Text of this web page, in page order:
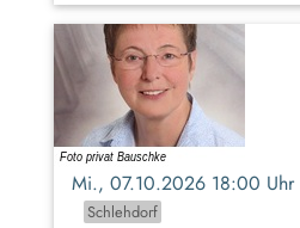
Mi., 07.10.2026 18:00 Uhr
Schlehdorf